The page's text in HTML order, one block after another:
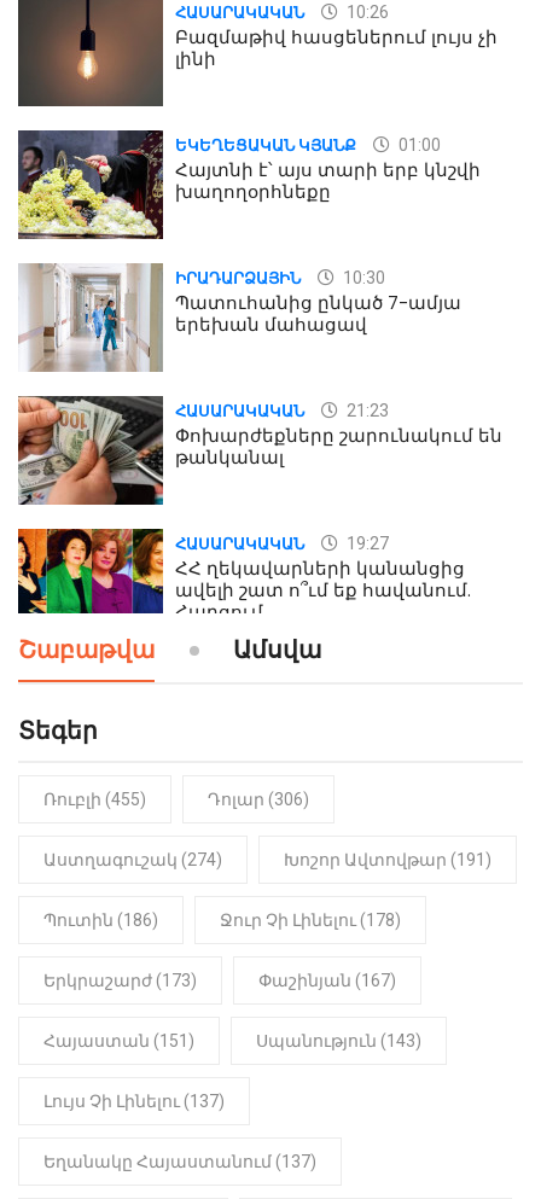
ՀԱՍԱՐԱԿԱԿԱՆ 10:26
Բազմաթիվ հասցեներում լույս չի
լինի
ԵԿԵՂԵՑԱԿԱՆ ԿՅԱՆՔ 01:00
Հայտնի է՝ այս տարի երբ կնշվի
խաղողօրհնեքը
ԻՐԱԴԱՐՁԱՅԻՆ 10:30
Պատուհանից ընկած 7-ամյա
երեխան մահացավ
ՀԱՍԱՐԱԿԱԿԱՆ 21:23
Փոխարժեքները շարունակում են
թանկանալ
ՀԱՍԱՐԱԿԱԿԱՆ 19:27
ՀՀ ղեկավարների կանանցից
ավելի շատ ո՞ւմ եք հավանում.
Հարցում
ԼՈՒՐԵՐ 19:15
կսահմանվի․ Հայտնի է՝ ովքեր են
օգտվելու դրանից
Ինչու է Վիվիեն Բաստաջյանը
նկարահանումների ընթացքում
(Տեսանյութ)
Շաբաթվա Ամսվա
Տեգեր
Ռուբլի (455) Դոլար (306)
Աստղագուշակ (274) Խոշոր Ավտովթար (191)
Պուտին (186) Ջուր Չի Լինելու (178)
Երկրաշարժ (173) Փաշինյան (167)
Հայաստան (151) Սպանություն (143)
Լույս Չի Լինելու (137)
Եղանակը Հայաստանում (137)